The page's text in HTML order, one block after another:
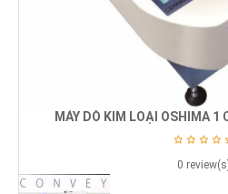
MÁY DÒ KIM LOẠI OSHIMA 1
0